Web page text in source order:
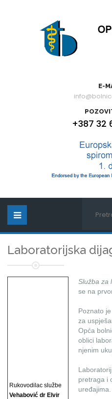
E-
+387 32
Laboratorijska
Rukovodilac službe
Vehabović dr Elvir
Služba za
se na
Poznato
za
Opća
oblici
njenim
pretraga i
uređajima.